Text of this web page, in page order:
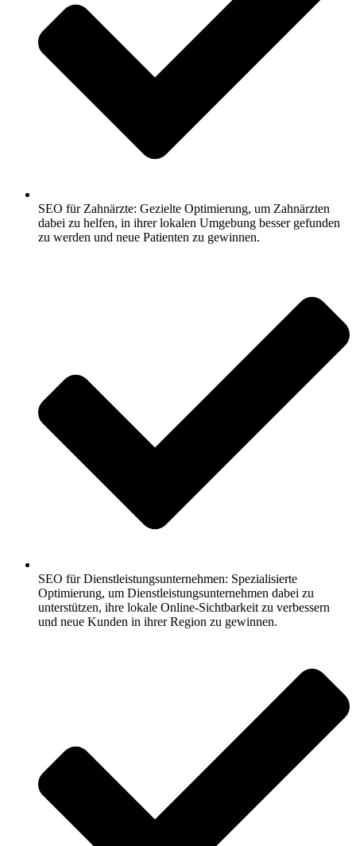
SEO für Zahnärzte: Gezielte Optimierung, um Zahnärzten
dabei zu helfen, in ihrer lokalen Umgebung besser gefunden
zu werden und neue Patienten zu gewinnen.
SEO für Dienstleistungsunternehmen: Spezialisierte
Optimierung, um Dienstleistungsunternehmen dabei zu
unterstützen, ihre lokale Online-Sichtbarkeit zu verbessern
und neue Kunden in ihrer Region zu gewinnen.